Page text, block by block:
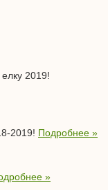
2019!
2019! Подробнее »
»